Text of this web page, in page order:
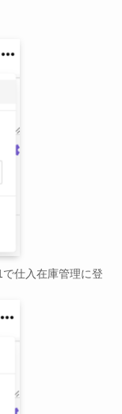
仕入在庫管理に登